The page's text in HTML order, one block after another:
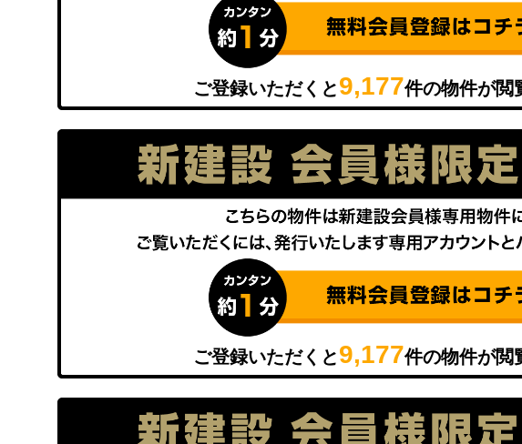
ご登録いただくと9,177件の物件が閲
ご登録いただくと9,177件の物件が閲